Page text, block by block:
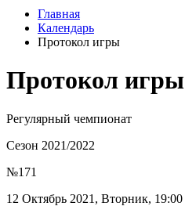
Главная
Календарь
Протокол игры
Протокол игры
Регулярный чемпионат
Сезон 2021/2022
№171
12 Октябрь 2021, Вторник, 19:00